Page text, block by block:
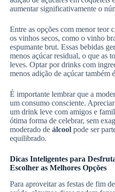
aumentar significativamente o
Entre as opções com menor teor
os vinhos secos, como o vinho
espumante brut. Essas bebidas
menos açúcar residual, o que as
leves. Optar por drinks com
menos adição de açúcar também
É importante lembrar que a
um consumo consciente.
um drink leve com amigos e
ótima forma de celebrar, sem
moderado de álcool pode ser
equilibrado.
Dicas Inteligentes para
Escolher as Melhores Opções
Para aproveitar as festas de fim